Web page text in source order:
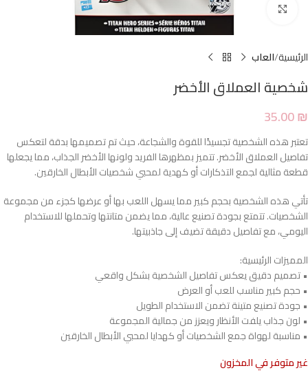
Click to enlarge
الرئيسية العاب
شخصية العملاق الأخضر
35.00₪
تعتبر هذه الشخصية تجسيدًا للقوة والشجاعة، حيث تم تصميمها بدقة لتعكس
تفاصيل العملاق الأخضر. تتميز بمظهرها الفريد ولونها الأخضر الجذاب، مما يجعلها
قطعة مثالية لجمع التذكارات أو كهدية لمحبي شخصيات الأبطال الخارقين.
تأتي هذه الشخصية بحجم كبير مما يسهل اللعب بها أو عرضها كجزء من مجموعة
الشخصيات. تتمتع بجودة تصنيع عالية، مما يضمن متانتها وتحملها للاستخدام
اليومي، مع تفاصيل دقيقة تضيف إلى جاذبيتها.
المميزات الرئيسية:
• تصميم دقيق يعكس تفاصيل الشخصية بشكل واقعي
• حجم كبير مناسب للعب أو العرض
• جودة تصنيع متينة تضمن الاستخدام الطويل
• لون جذاب يلفت الأنظار ويعزز من جمالية المجموعة
• مناسبة لهواة جمع الشخصيات أو كهدايا لمحبي الأبطال الخارقين
غير متوفر في المخزون